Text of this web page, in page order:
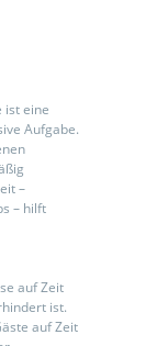
ist eine
Aufgabe.
–
– hilft
auf Zeit
ist.
auf Zeit